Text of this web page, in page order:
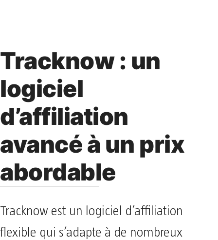
Tracknow : un
logiciel
d’affiliation
avancé à un prix
abordable
Tracknow est un logiciel d’affiliation
flexible qui s’adapte à de nombreux